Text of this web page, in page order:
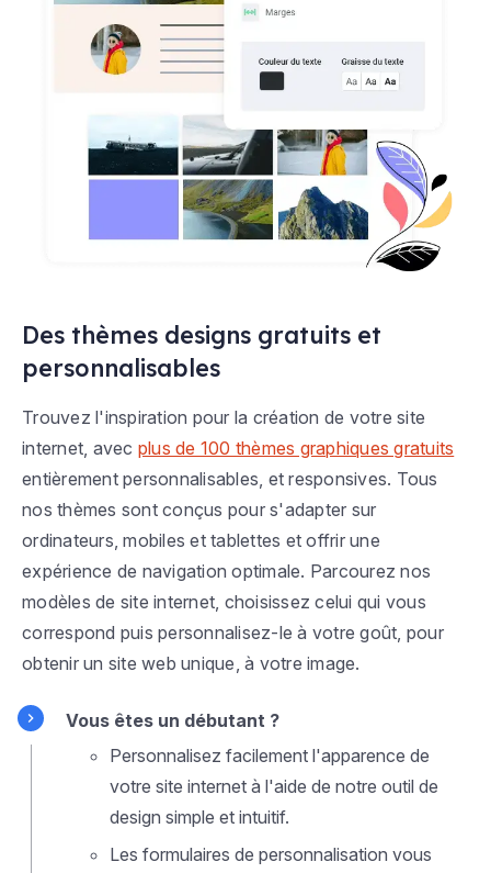
Des thèmes designs gratuits et
personnalisables
Trouvez l'inspiration pour la création de votre site
internet, avec plus de 100 thèmes graphiques gratuits
entièrement personnalisables, et responsives. Tous
nos thèmes sont conçus pour s'adapter sur
ordinateurs, mobiles et tablettes et offrir une
expérience de navigation optimale. Parcourez nos
modèles de site internet, choisissez celui qui vous
correspond puis personnalisez-le à votre goût, pour
obtenir un site web unique, à votre image.
Vous êtes un débutant ?
Personnalisez facilement l'apparence de
votre site internet à l'aide de notre outil de
design simple et intuitif.
Les formulaires de personnalisation vous